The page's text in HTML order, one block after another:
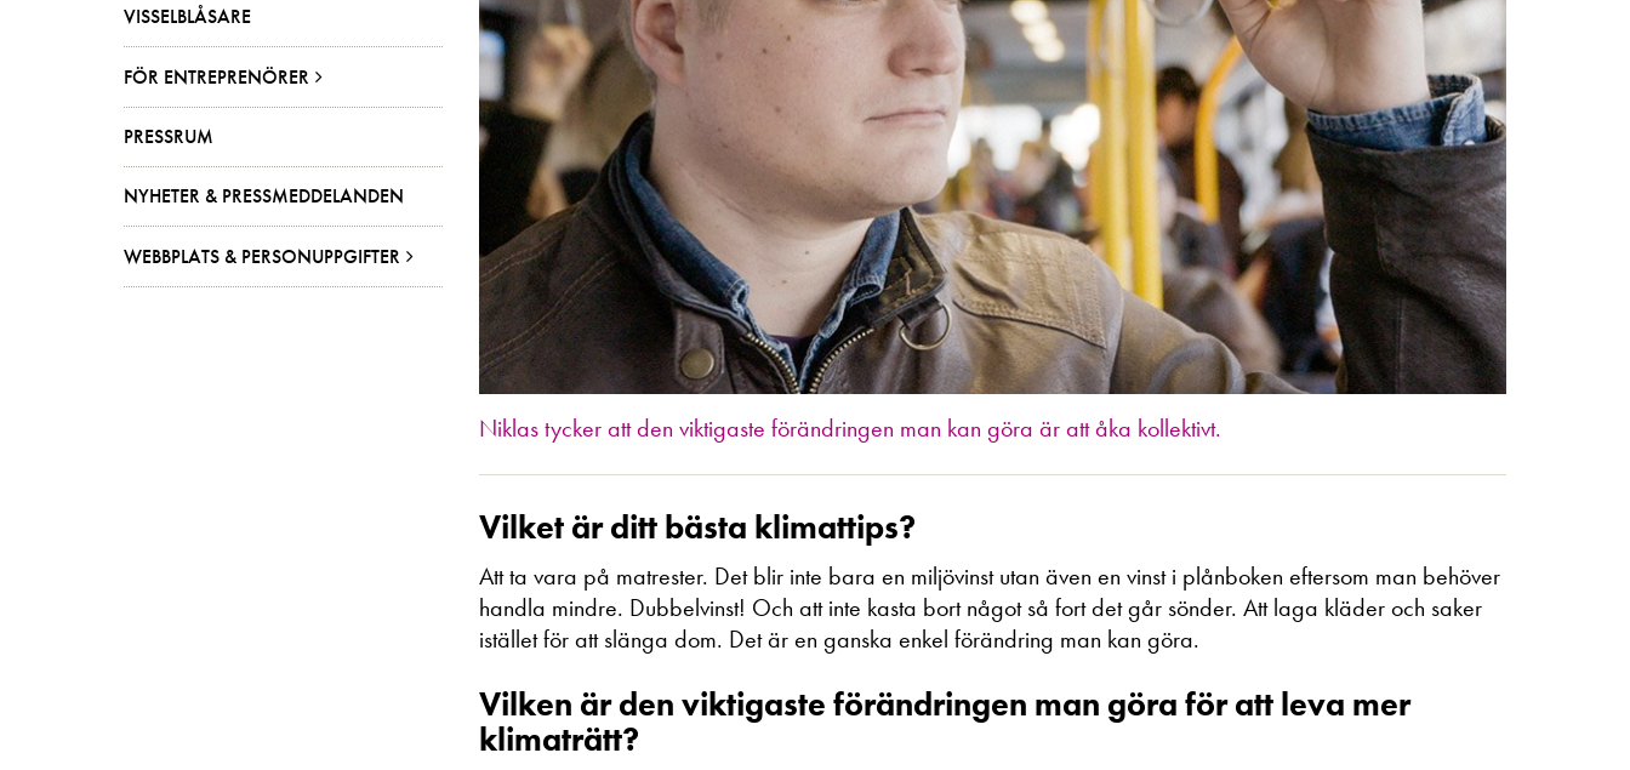
VISSELBLÅSARE
FÖR ENTREPRENÖRER
PRESSRUM
NYHETER & PRESSMEDDELANDEN
WEBBPLATS & PERSONUPPGIFTER
Niklas tycker att den viktigaste förändringen man kan göra är att åka kollektivt.
Vilket är ditt bästa klimattips?
Att ta vara på matrester. Det blir inte bara en miljövinst utan även en vinst i plånboken eftersom man behöver
handla mindre. Dubbelvinst! Och att inte kasta bort något så fort det går sönder. Att laga kläder och saker
istället för att slänga dom. Det är en ganska enkel förändring man kan göra.
Vilken är den viktigaste förändringen man göra för att leva mer
klimaträtt?